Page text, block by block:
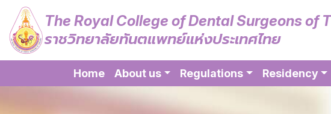
The Royal College of Dental Surgeons of
ราชวิทยาลัยทันตแพทย์แห่งประเทศไทย
Home About us Regulations Residency